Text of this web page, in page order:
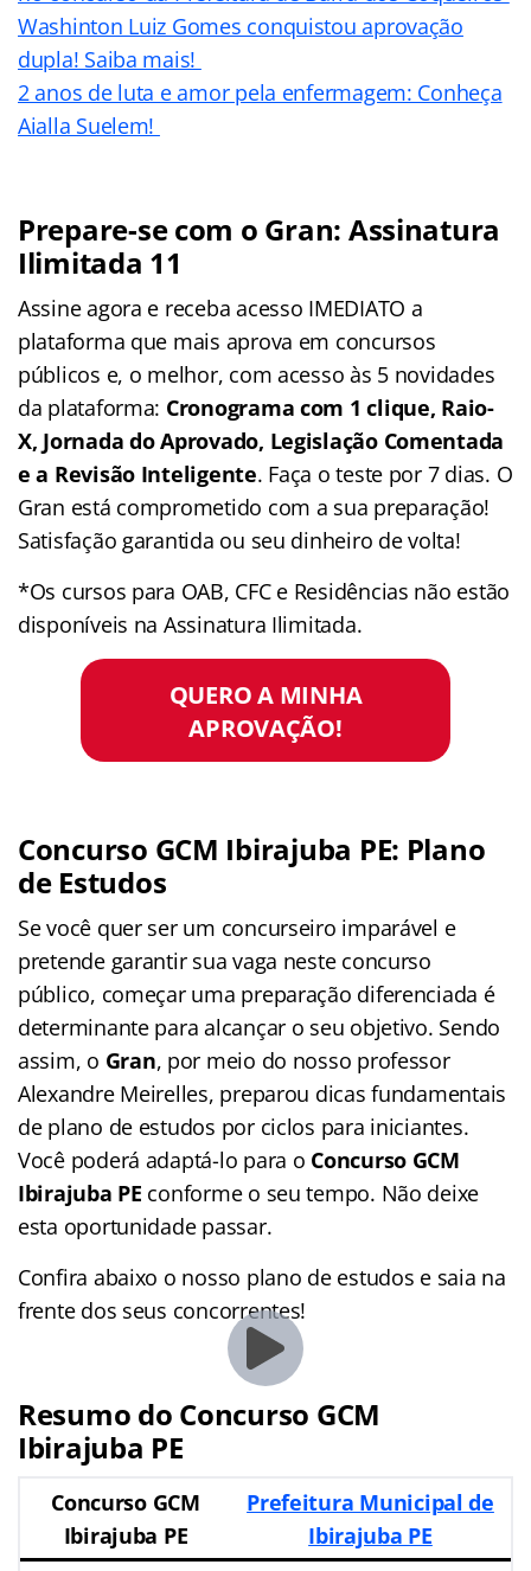
Washinton Luiz Gomes conquistou aprovação
dupla! Saiba mais!
2 anos de luta e amor pela enfermagem: Conheça
Aialla Suelem!
Prepare-se com o Gran: Assinatura
Ilimitada 11
Assine agora e receba acesso IMEDIATO a
plataforma que mais aprova em concursos
públicos e, o melhor, com acesso às 5 novidades
da plataforma: Cronograma com 1 clique, Raio-
X, Jornada do Aprovado, Legislação Comentada
e a Revisão Inteligente. Faça o teste por 7 dias. O
Gran está comprometido com a sua preparação!
Satisfação garantida ou seu dinheiro de volta!
*Os cursos para OAB, CFC e Residências não estão
disponíveis na Assinatura Ilimitada.
QUERO A MINHA
APROVAÇÃO!
Concurso GCM Ibirajuba PE: Plano
de Estudos
Se você quer ser um concurseiro imparável e
pretende garantir sua vaga neste concurso
público, começar uma preparação diferenciada é
determinante para alcançar o seu objetivo. Sendo
assim, o Gran, por meio do nosso professor
Alexandre Meirelles, preparou dicas fundamentais
de plano de estudos por ciclos para iniciantes.
Você poderá adaptá-lo para o Concurso GCM
Ibirajuba PE conforme o seu tempo. Não deixe
esta oportunidade passar.
Confira abaixo o nosso plano de estudos e saia na
frente dos seus concorrentes!
Resumo do Concurso GCM
Ibirajuba PE
Concurso GCM
Ibirajuba PE
Prefeitura Municipal de
Ibirajuba PE